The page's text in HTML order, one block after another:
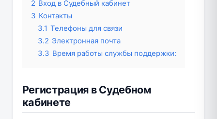
2 Вход в Судебный кабинет
3 Контакты
3.1 Телефоны для связи
3.2 Электронная почта
3.3 Время работы службы поддержки:
Регистрация в Судебном
кабинете